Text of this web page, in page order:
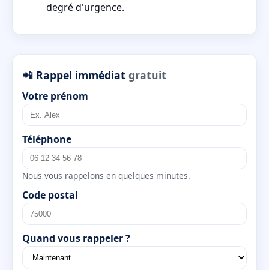
degré d'urgence.
📲 Rappel immédiat gratuit
Votre prénom
Téléphone
Nous vous rappelons en quelques minutes.
Code postal
Quand vous rappeler ?